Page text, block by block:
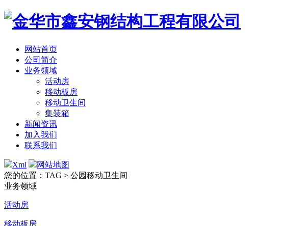
网站首页
公司简介
业务领域
活动房
移动板房
移动卫生间
集装箱
新闻资讯
加入我们
联系我们
Xml
网站地图
您的位置：TAG > 公园移动卫生间
业务领域
活动房
移动板房